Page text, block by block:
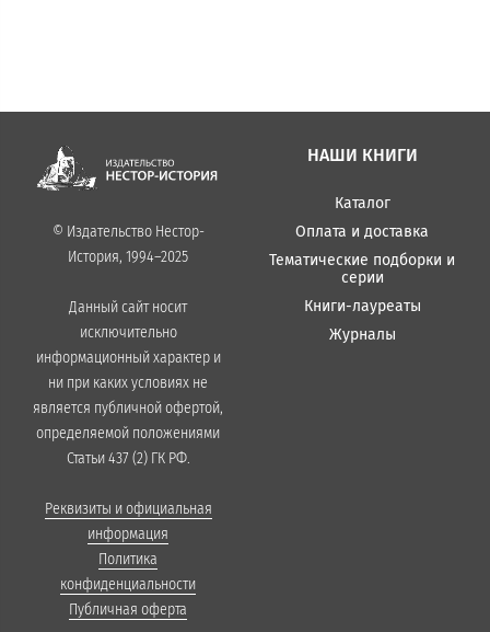
© Издательство Нестор-
История, 1994–2025
Данный сайт носит
исключительно
информационный характер и
ни при каких условиях не
является публичной офертой,
определяемой положениями
Статьи 437 (2) ГК РФ.
Реквизиты и официальная
информация
Политика
конфиденциальности
Публичная оферта
НАШИ КНИГИ
Каталог
Оплата и доставка
Тематические подборки и
серии
Книги-лауреаты
Журналы